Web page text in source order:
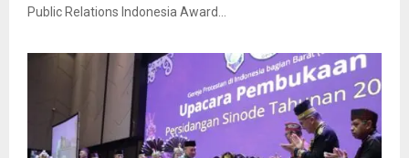
Public Relations Indonesia Award...